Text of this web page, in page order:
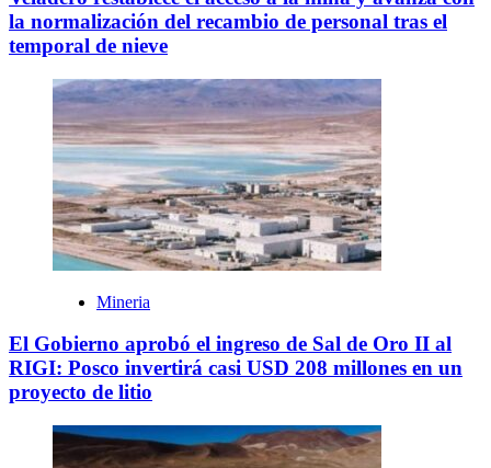
la normalización del recambio de personal tras el
temporal de nieve
Mineria
El Gobierno aprobó el ingreso de Sal de Oro II al
RIGI: Posco invertirá casi USD 208 millones en un
proyecto de litio